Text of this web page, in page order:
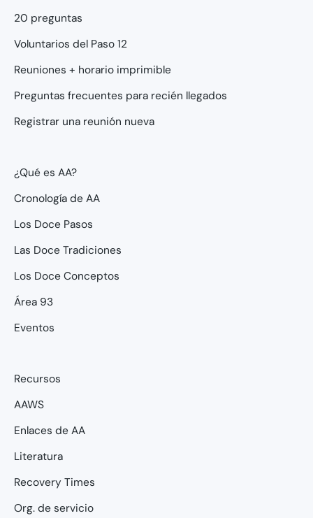
20 preguntas
Voluntarios del Paso 12
Reuniones + horario imprimible
Preguntas frecuentes para recién llegados
Registrar una reunión nueva
¿Qué es AA?
Cronología de AA
Los Doce Pasos
Las Doce Tradiciones
Los Doce Conceptos
Área 93
Eventos
Recursos
AAWS
Enlaces de AA
Literatura
Recovery Times
Org. de servicio